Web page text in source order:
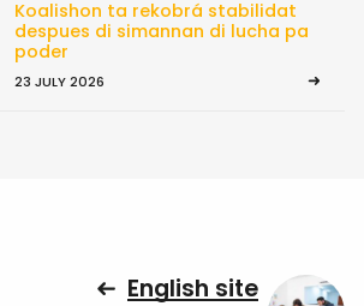
Koalishon ta rekobrá stabilidat
despues di simannan di lucha pa
poder
23 JULY 2026
English site